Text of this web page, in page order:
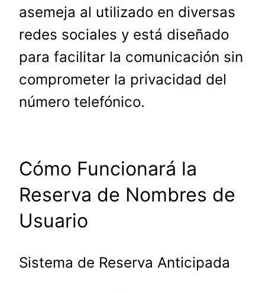
asemeja al utilizado en diversas
redes sociales y está diseñado
para facilitar la comunicación sin
comprometer la privacidad del
número telefónico.
Cómo Funcionará la
Reserva de Nombres de
Usuario
Sistema de Reserva Anticipada